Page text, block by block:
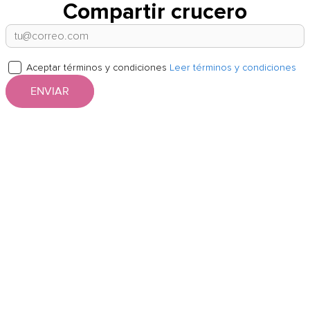
Compartir crucero
Aceptar términos y condiciones Leer términos y condiciones
ENVIAR